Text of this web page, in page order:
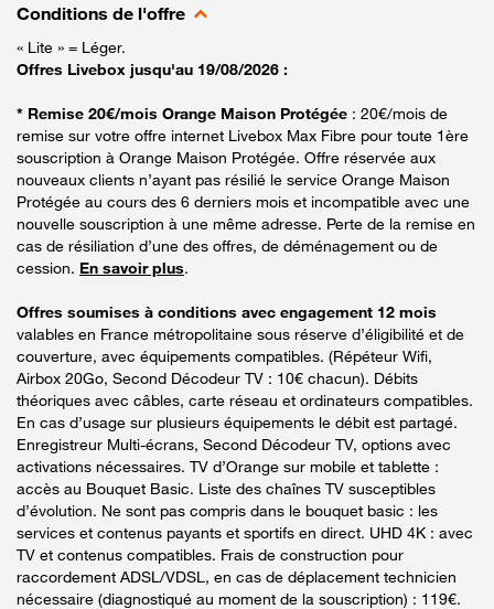
Conditions de l'offre
« Lite » = Léger.
Offres Livebox jusqu'au 19/08/2026 :
* Remise 20€/mois Orange Maison Protégée : 20€/mois de
remise sur votre offre internet Livebox Max Fibre pour toute 1ère
souscription à Orange Maison Protégée. Offre réservée aux
nouveaux clients n’ayant pas résilié le service Orange Maison
Protégée au cours des 6 derniers mois et incompatible avec une
nouvelle souscription à une même adresse. Perte de la remise en
cas de résiliation d’une des offres, de déménagement ou de
cession. En savoir plus.
Offres soumises à conditions avec engagement 12 mois
valables en France métropolitaine sous réserve d’éligibilité et de
couverture, avec équipements compatibles. (Répéteur Wifi,
Airbox 20Go, Second Décodeur TV : 10€ chacun). Débits
théoriques avec câbles, carte réseau et ordinateurs compatibles.
En cas d’usage sur plusieurs équipements le débit est partagé.
Enregistreur Multi-écrans, Second Décodeur TV, options avec
activations nécessaires. TV d’Orange sur mobile et tablette :
accès au Bouquet Basic. Liste des chaînes TV susceptibles
d’évolution. Ne sont pas compris dans le bouquet basic : les
services et contenus payants et sportifs en direct. UHD 4K : avec
TV et contenus compatibles. Frais de construction pour
raccordement ADSL/VDSL, en cas de déplacement technicien
nécessaire (diagnostiqué au moment de la souscription) : 119€.